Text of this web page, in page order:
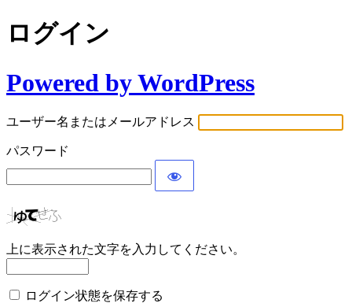
ログイン
Powered by WordPress
ユーザー名またはメールアドレス
パスワード
上に表示された文字を入力してください。
ログイン状態を保存する